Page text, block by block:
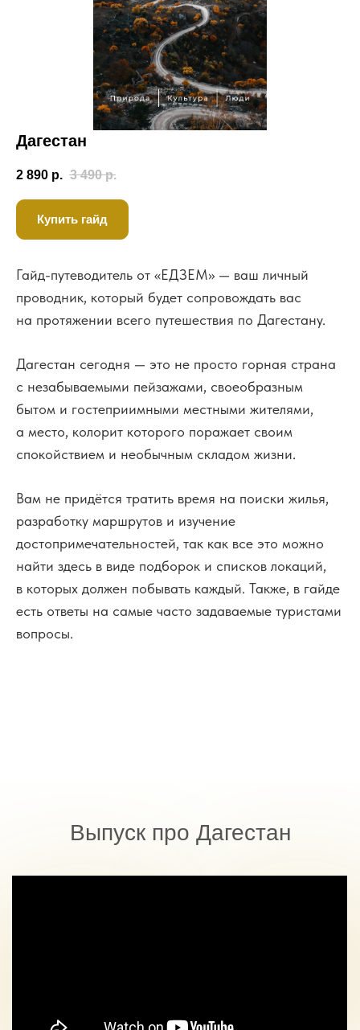
Дагестан
2 890 р. 3 490 р.
Купить гайд
Гайд-путеводитель от «ЕДЗЕМ» — ваш личный
проводник, который будет сопровождать вас
на протяжении всего путешествия по Дагестану.
Дагестан сегодня — это не просто горная страна
с незабываемыми пейзажами, своеобразным
бытом и гостеприимными местными жителями,
а место, колорит которого поражает своим
спокойствием и необычным складом жизни.
Вам не придётся тратить время на поиски жилья,
разработку маршрутов и изучение
достопримечательностей, так как все это можно
найти здесь в виде подборок и списков локаций,
в которых должен побывать каждый. Также, в гайде
есть ответы на самые часто задаваемые туристами
вопросы.
вам может понравиться